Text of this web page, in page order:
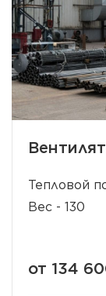
Тепловой
Вес - 130
от 134